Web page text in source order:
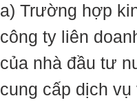
a) Trường hợp
công ty liên
của nhà đầu tư
cung cấp dịch